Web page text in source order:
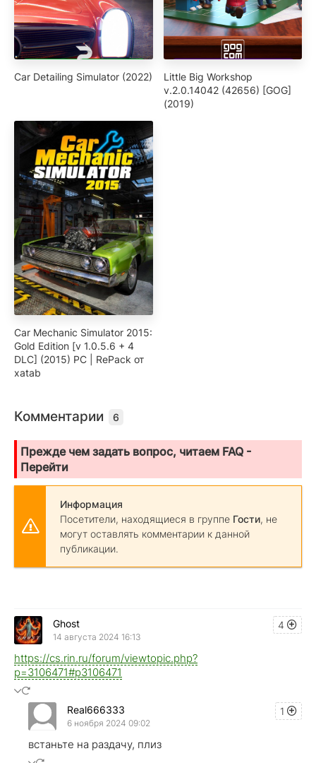
Car Detailing Simulator (2022)
Little Big Workshop
v.2.0.14042 (42656) [GOG]
(2019)
Car Mechanic Simulator 2015:
Gold Edition [v 1.0.5.6 + 4
DLC] (2015) PC | RePack от
xatab
Комментарии 6
Прежде чем задать вопрос, читаем FAQ -
Перейти
Информация
Посетители, находящиеся в группе Гости, не
могут оставлять комментарии к данной
публикации.
4
Ghost
14 августа 2024 16:13
https://cs.rin.ru/forum/viewtopic.php?
p=3106471#p3106471
1
Real666333
6 ноября 2024 09:02
встаньте на раздачу, плиз